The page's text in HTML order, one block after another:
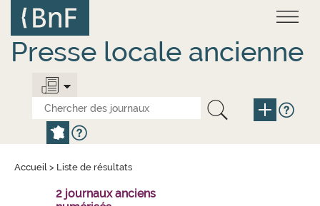
contenu
principal
Presse locale ancienne
Accueil > Liste de résultats
2 journaux anciens
Panneau de gestion des cookies